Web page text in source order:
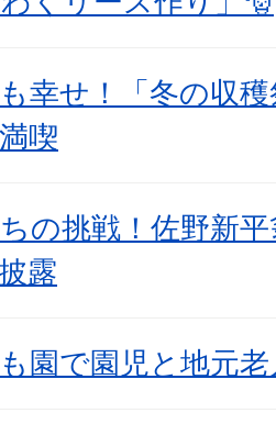
幸せ！「冬の収
喫
の挑戦！佐野新
露
園で園児と地元